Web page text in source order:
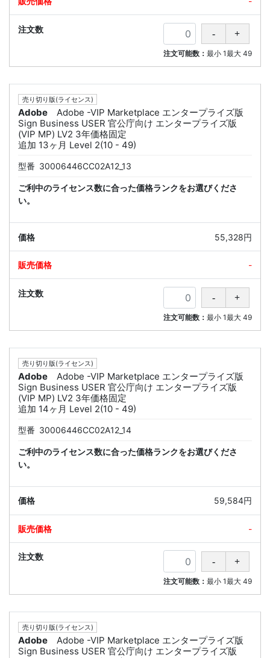
注文可能数： 最小 1最大 49
売り切り版(ライセンス)
Adobe
Adobe -VIP Marketplace エンタープライズ版
Sign Business USER 官公庁向け エンタープライズ版
(VIP MP) LV2 3年価格固定
追加 13ヶ月 Level 2(10 - 49)
型番 30006446CC02A12_13
ご利中のライセンス数に合った価格ランクをお選びくださ
い。
55,328円
-
注文可能数： 最小 1最大 49
売り切り版(ライセンス)
Adobe
Adobe -VIP Marketplace エンタープライズ版
Sign Business USER 官公庁向け エンタープライズ版
(VIP MP) LV2 3年価格固定
追加 14ヶ月 Level 2(10 - 49)
型番 30006446CC02A12_14
ご利中のライセンス数に合った価格ランクをお選びくださ
い。
59,584円
-
注文可能数： 最小 1最大 49
売り切り版(ライセンス)
Adobe
Adobe -VIP Marketplace エンタープライズ版
Sign Business USER 官公庁向け エンタープライズ版